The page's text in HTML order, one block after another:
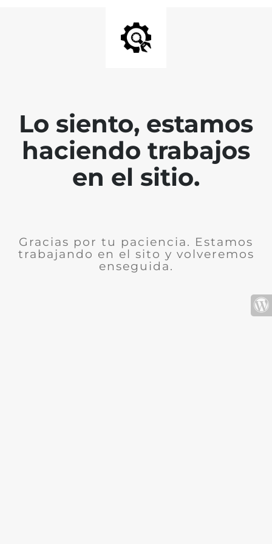
Lo siento, estamos
haciendo trabajos
en el sitio.
Gracias por tu paciencia. Estamos
trabajando en el sito y volveremos
enseguida.